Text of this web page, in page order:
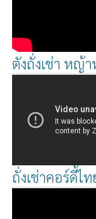
ตังถั่งเช่า หญ้
ถั่งเช่าคอร์ดี้ไ